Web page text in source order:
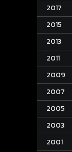
2017
2015
2013
2011
2009
2007
2005
2003
2001